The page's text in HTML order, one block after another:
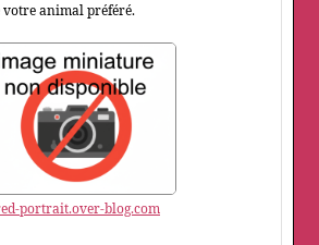
animal préféré.
portrait.over-blog.com